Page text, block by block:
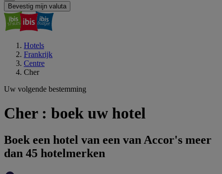
Bevestig mijn valuta
Hotels
Frankrijk
Centre
Cher
Uw volgende bestemming
Cher : boek uw hotel
Boek een hotel van een van Accor's meer
dan 45 hotelmerken